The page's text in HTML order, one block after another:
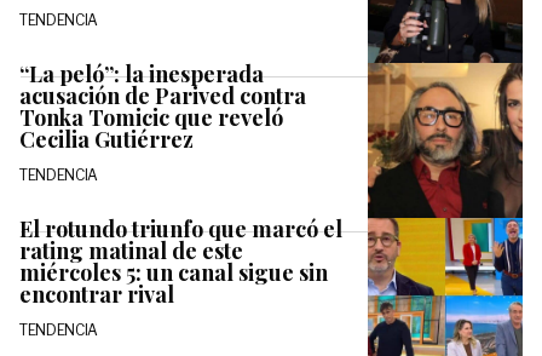
TENDENCIA
“La peló”: la inesperada
acusación de Parived contra
Tonka Tomicic que reveló
Cecilia Gutiérrez
TENDENCIA
El rotundo triunfo que marcó el
rating matinal de este
miércoles 5: un canal sigue sin
encontrar rival
TENDENCIA